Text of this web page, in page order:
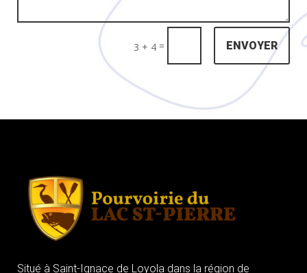
3 + 4 = ENVOYER
Situé à Saint-Ignace de Loyola dans la région de